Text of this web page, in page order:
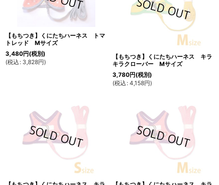
【もちつき】くにたちハーネス トマ
トレッド Mサイズ
3,480円(税別)
(税込 : 3,828円)
【もちつき】くにたちハーネス キラ
キラクローバー Mサイズ
3,780円(税別)
(税込 : 4,158円)